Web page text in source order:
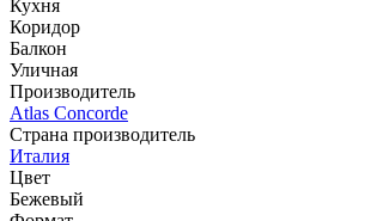
Кухня
Коридор
Балкон
Уличная
Производитель
Atlas Concorde
Страна производитель
Италия
Цвет
Бежевый